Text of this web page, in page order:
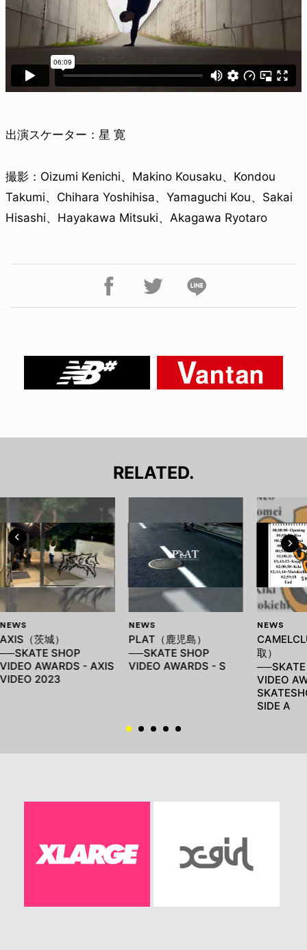
出演スケーター：星 寛
撮影：Oizumi Kenichi、Makino Kousaku、Kondou
Takumi、Chihara Yoshihisa、Yamaguchi Kou、Sakai
Hisashi、Hayakawa Mitsuki、Akagawa Ryotaro
RELATED.
NEWS
AXIS（茨城）
──SKATE SHOP
VIDEO AWARDS - AXIS
VIDEO 2023
NEWS
PLAT（鹿児島）
──SKATE SHOP
VIDEO AWARDS - S
NEWS
取）
──SKATE
VIDEO
SIDE A